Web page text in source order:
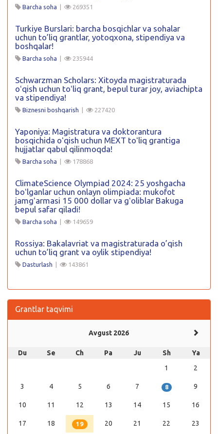
Barcha soha 269351
Turkiye Burslari: barcha bosqichlar va sohalar
uchun to’liq grantlar, yotoqxona, stipendiya va
boshqalar!
Barcha soha 235944
Schwarzman Scholars: Xitoyda magistraturada
oʻqish uchun toʻliq grant, bepul turar joy, aviachipta
va stipendiya!
Biznesni boshqarish 227420
Yaponiya: Magistratura va doktorantura
bosqichida oʻqish uchun MEXT toʻliq grantiga
hujjatlar qabul qilinmoqda!
Barcha soha 178868
ClimateScience Olympiad 2024: 25 yoshgacha
boʻlganlar uchun onlayn olimpiada: mukofot
jamgʻarmasi 15 000 dollar va gʻoliblar Bakuga
bepul safar qiladi!
Barcha soha 149659
Rossiya: Bakalavriat va magistraturada o’qish
uchun to’liq grant va oylik stipendiya!
Dasturlash 143861
Grantlar taqvimi
Avgust 2026
Du Se Ch Pa Ju Sh
Ya
1
2
3 4 5 6 7 8 9
10 11 12 13 14 15 16
17 18 19 20 21 22 23